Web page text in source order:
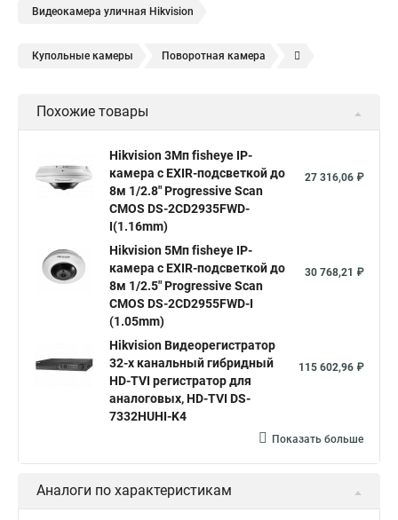
Видеокамера уличная Hikvision
Купольные камеры Поворотная камера
Камера видеонаблюдения hikvision
Hikvision купить Hikvision уличная ip камера
Hikvision poe
Hikvision 2 8 mm Hikvision camera Hikvision 2cd1148 i b
Видеонаблюдение Ip видеокамеры
Hikvision 2cd2142fwd
Hikvision ds 2cd1148 hikvision ds 2cd1148 i b
hikvision ds 2cd2042wd i Видеокамера hikvision
Видеокамеры hikvision ds
Камера Hikvision ds 2ce16d8t
Видеокамера hikvision hiwatch
Камера Hikvision ds 2cd2442fwd
Похожие товары
Hikvision 3Мп fisheye IP-
камера c EXIR-подсветкой до
8м 1/2.8" Progressive Scan
CMOS DS-2CD2935FWD-
I(1.16mm)
27 316,06 ₽
Hikvision 5Мп fisheye IP-
камера c EXIR-подсветкой до
8м 1/2.5" Progressive Scan
CMOS DS-2CD2955FWD-I
(1.05mm)
30 768,21 ₽
Hikvision Видеорегистратор
32-х канальный гибридный
HD-TVI регистратор для
аналоговых, HD-TVI DS-
7332HUHI-K4
115 602,96 ₽
Показать больше
Аналоги по характеристикам